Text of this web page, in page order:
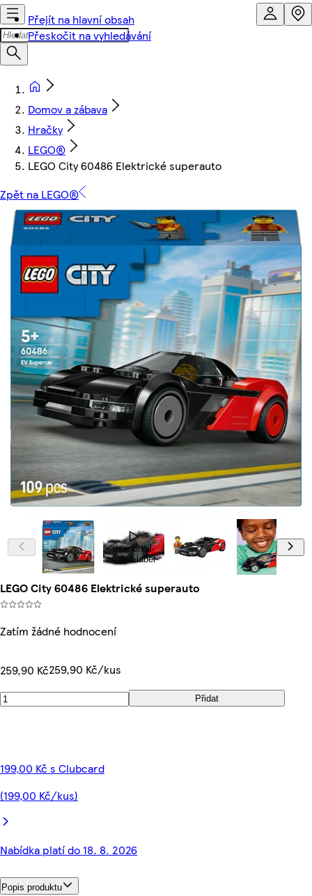
Přejít na hlavní obsah
Přeskočit na vyhledávání
Domov a zábava
Hračky
LEGO®
LEGO City 60486 Elektrické superauto
Zpět na LEGO®
thumbnail-
video-label
LEGO City 60486 Elektrické superauto
Zatím žádné hodnocení
259,90 Kč259,90 Kč/kus
Přidat
199,00 Kč s Clubcard
(199,00 Kč/kus)
Nabídka platí do 18. 8. 2026
Popis produktu